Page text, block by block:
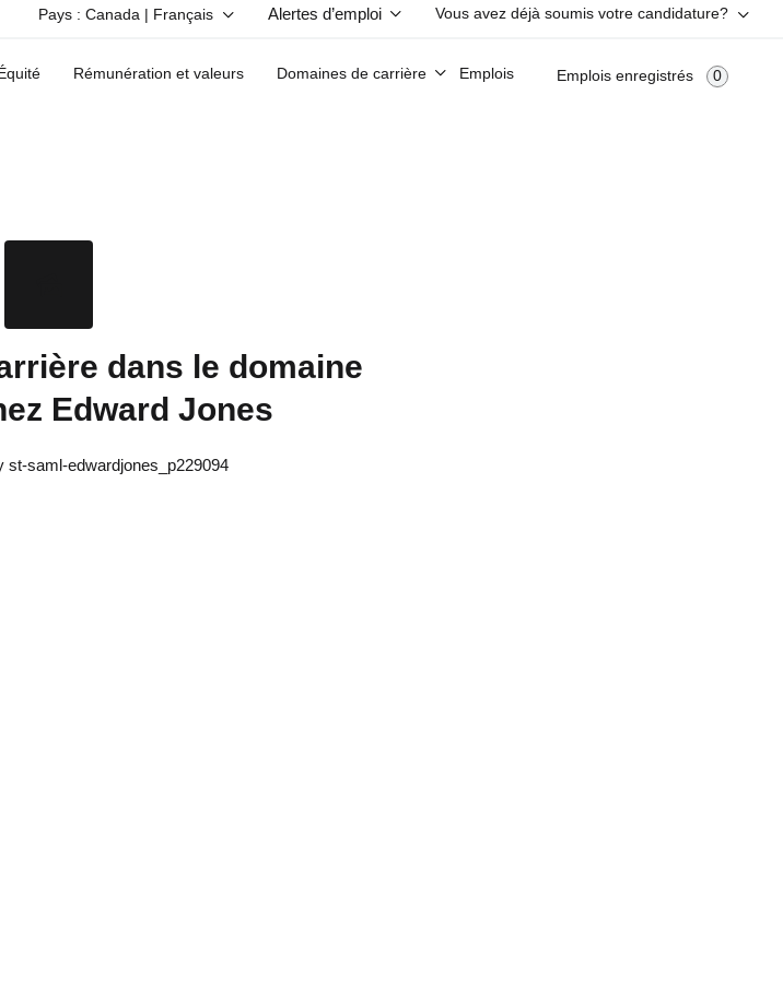
Pays : Canada | Français Alertes d’emploi Vous avez déjà soumis votre candidature?
Rémunération et valeurs Domaines de carrière Emplois Emplois enregistrés 0
dans le domaine
Edward Jones
st-saml-edwardjones_p229094